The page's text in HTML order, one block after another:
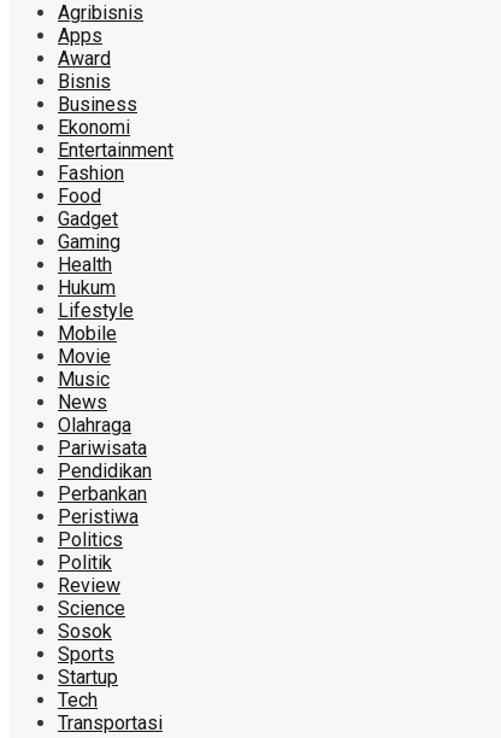
Agribisnis
Apps
Award
Bisnis
Business
Ekonomi
Entertainment
Fashion
Food
Gadget
Gaming
Health
Hukum
Lifestyle
Mobile
Movie
Music
News
Olahraga
Pariwisata
Pendidikan
Perbankan
Peristiwa
Politics
Politik
Review
Science
Sosok
Sports
Startup
Tech
Transportasi